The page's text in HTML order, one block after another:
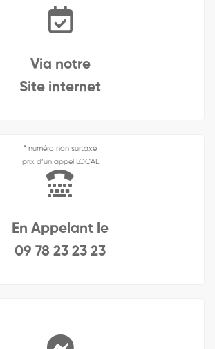
Via notre
Site internet
* numéro non surtaxé
prix d’un appel LOCAL
En Appelant le
09 78 23 23 23